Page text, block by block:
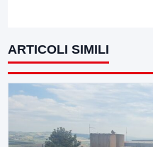
ARTICOLI SIMILI